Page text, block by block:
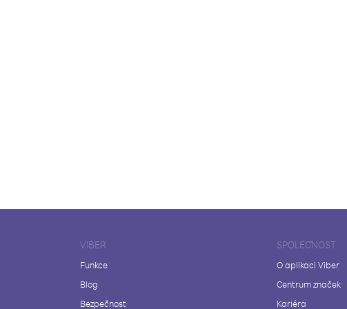
VIBER
Funkce
Blog
Bezpečnost
SPOLEČNOST
O aplikaci Viber
Centrum značek
Kariéra